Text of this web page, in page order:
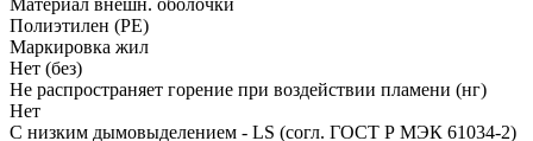
Полиэтилен (PE)
Маркировка жил
Нет (без)
Не распространяет горение при воздействии пламени (нг)
Нет
С низким дымовыделением - LS (согл. ГОСТ Р МЭК 61034-2)